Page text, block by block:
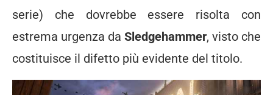
serie) che dovrebbe essere risolta con
estrema urgenza da Sledgehammer, visto che
costituisce il difetto più evidente del titolo.